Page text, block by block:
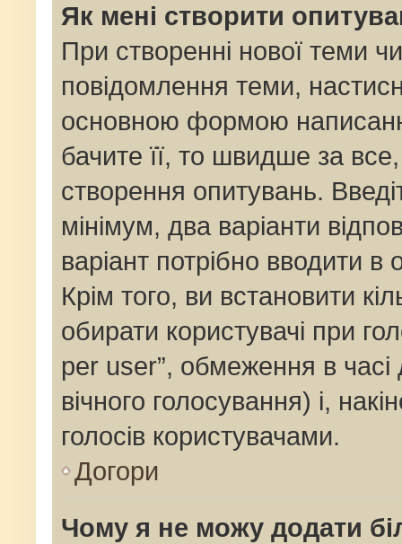
Як мені створити
При створенні нової теми
повідомлення теми,
основною формою
бачите її, то швидше за
створення опитувань.
мінімум, два варіанти
варіант потрібно вводити в
Крім того, ви встановити
обирати користувачі при
per user”, обмеження в
вічного голосування) і,
голосів користувачами.
Догори
Чому я не можу додати